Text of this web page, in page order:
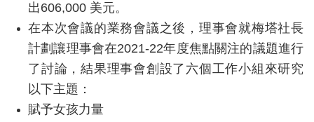
出606,000 美元。
在本次會議的業務會議之後，理事會就梅塔社長
計劃讓理事會在2021-22年度焦點關注的議題進行
了討論，結果理事會創設了六個工作小組來研究
以下主題：
賦予女孩力量